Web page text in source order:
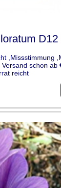
D12
,Missstimmung
schon ab
reicht